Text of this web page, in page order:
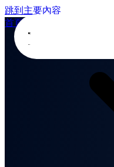
跳到主要內容
首頁